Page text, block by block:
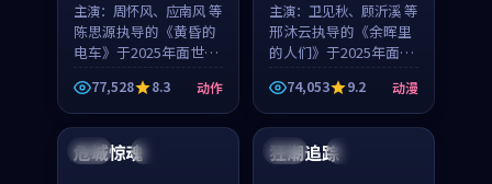
主演： 周怀风、应南风 等
陈思源执导的《黄昏的
电车》于2025年面世，
日本的城市气质与渔村
故事的人物心境共同构
筑了影片基调。周怀
风、应南风用细腻的表
演撑起整部动作电影，
77,528 8.3 动作
主演： 卫见秋、顾沂溪 等
邢沐云执导的《余晖里
的人们》于2025年面
世，泰国的城市气质与
小镇生活的人物心境共
同构筑了影片基调。卫
见秋、顾沂溪用细腻的
表演撑起整部动漫电
74,053 9.2 动漫
英国 4K
危城惊魂 韩国 4K
狂潮追踪